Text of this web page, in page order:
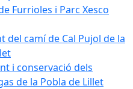
Furrioles i Parc Xesco
del camí de Cal Pujol de la
i conservació dels
de la Pobla de Lillet